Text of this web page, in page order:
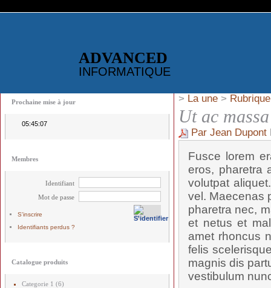
ADVANCED
INFORMATIQUE
Prochaine mise à jour
05:45:07
Membres
Identifiant
Mot de passe
S'inscrire
Identifiants perdus ?
Catalogue produits
Categorie 1 (6)
> La une >
Ut ac
Par Jean Dupont
Fusce lorem
eros, pharetra
volutpat
vel. Maecenas
pharetra nec,
et netus et
amet rhoncus
felis
magnis dis
vestibulum